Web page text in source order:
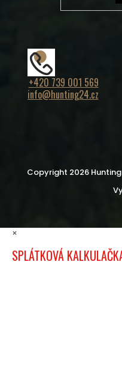
+420 739 001 569
info@hunting24.cz
Copyright 2026
×
SPLÁTKOVÁ